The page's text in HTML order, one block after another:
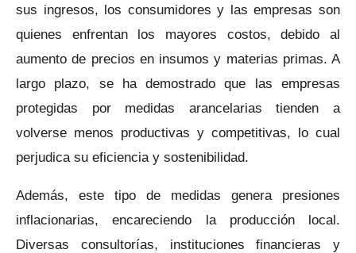
sus ingresos, los consumidores y las empresas son
quienes enfrentan los mayores costos, debido al
aumento de precios en insumos y materias primas. A
largo plazo, se ha demostrado que las empresas
protegidas por medidas arancelarias tienden a
volverse menos productivas y competitivas, lo cual
perjudica su eficiencia y sostenibilidad.
Además, este tipo de medidas genera presiones
inflacionarias, encareciendo la producción local.
Diversas consultorías, instituciones financieras y